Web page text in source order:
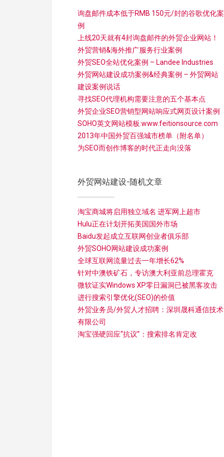
询盘邮件成本低于RMB 150元/封的谷歌优化案
例
上线20天就有4封询盘邮件的外贸企业网站！
外贸营销&海外推广服务行业案例
外贸SEO全站优化案例 – Landee Industries
外贸网站建设成功案例&经典案例 – 外贸网站
建设案例说话
寻找SEO代理机构需要注意的五个基本点
外贸企业SEO营销型网站响应式网页设计案例
SOHO英文网站模板:www.feitionsource.com
2013年中国外贸百强城市榜单（附名单）
为SEO而创作博客的时代正走向没落
外贸网站建设-随机文章
淘宝商城将启用独立域名 进军网上超市
Hulu正在计划开拓美国国外市场
Baidu发起成立互联网创业者俱乐部
外贸SOHO网站建设成功案例
全球互联网流量过去一年增长62%
针对中澳铁矿石，专访澳大利亚前总理霍克
微软证实Windows XP零日漏洞已被黑客攻击
进行搜索引擎优化(SEO)的价值
外贸业务员/外贸人才招聘：深圳晟科通信技术
有限公司
淘宝强硬回应“抗议”：搜索排名肯定改